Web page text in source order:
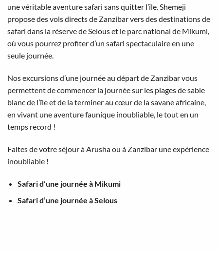
une véritable aventure safari sans quitter l’île. Shemeji
propose des vols directs de Zanzibar vers des destinations de
safari dans la réserve de Selous et le parc national de Mikumi,
où vous pourrez profiter d’un safari spectaculaire en une
seule journée.
Nos excursions d’une journée au départ de Zanzibar vous
permettent de commencer la journée sur les plages de sable
blanc de l’île et de la terminer au cœur de la savane africaine,
en vivant une aventure faunique inoubliable, le tout en un
temps record !
Faites de votre séjour à Arusha ou à Zanzibar une expérience
inoubliable !
Safari d’une journée à Mikumi
Safari d’une journée à Selous